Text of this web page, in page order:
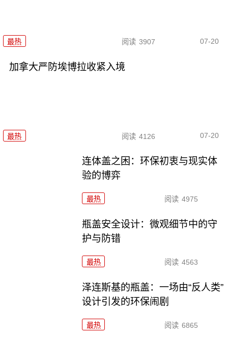
最热 阅读 3907 07-20
加拿大严防埃博拉收紧入境
最热 阅读 4126 07-20
连体盖之困：环保初衷与现实体
验的博弈
最热 阅读 4975
瓶盖安全设计：微观细节中的守
护与防错
最热 阅读 4563
泽连斯基的瓶盖：一场由“反人类”
设计引发的环保闹剧
最热 阅读 6865